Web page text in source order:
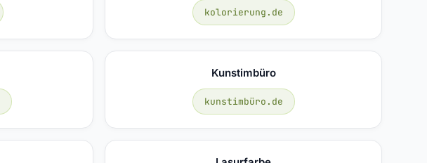
kolorierung.de
Kunstimbüro
kunstimbüro.de